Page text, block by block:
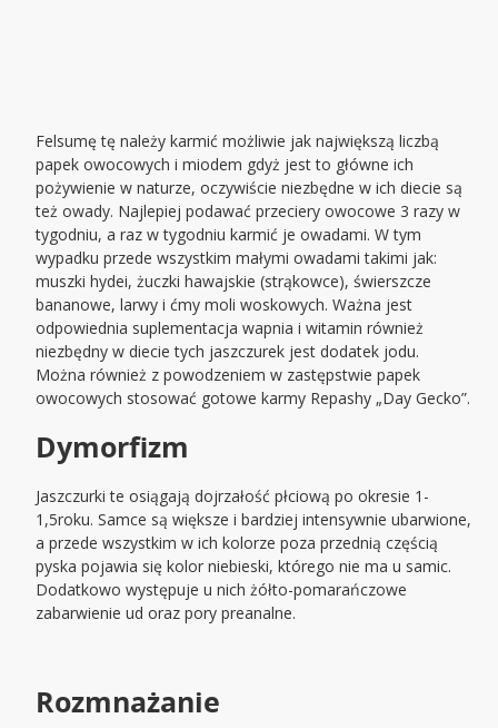
Felsumę tę należy karmić możliwie jak największą liczbą
papek owocowych i miodem gdyż jest to główne ich
pożywienie w naturze, oczywiście niezbędne w ich diecie są
też owady. Najlepiej podawać przeciery owocowe 3 razy w
tygodniu, a raz w tygodniu karmić je owadami. W tym
wypadku przede wszystkim małymi owadami takimi jak:
muszki hydei, żuczki hawajskie (strąkowce), świerszcze
bananowe, larwy i ćmy moli woskowych. Ważna jest
odpowiednia suplementacja wapnia i witamin również
niezbędny w diecie tych jaszczurek jest dodatek jodu.
Można również z powodzeniem w zastępstwie papek
owocowych stosować gotowe karmy Repashy „Day Gecko”.
Dymorfizm
Jaszczurki te osiągają dojrzałość płciową po okresie 1-
1,5roku. Samce są większe i bardziej intensywnie ubarwione,
a przede wszystkim w ich kolorze poza przednią częścią
pyska pojawia się kolor niebieski, którego nie ma u samic.
Dodatkowo występuje u nich żółto-pomarańczowe
zabarwienie ud oraz pory preanalne.
Rozmnażanie